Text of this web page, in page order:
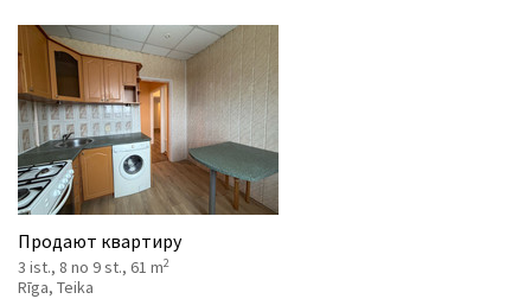
Продают квартиру
3 ist., 8 no 9 st., 61 m2
Rīga, Teika